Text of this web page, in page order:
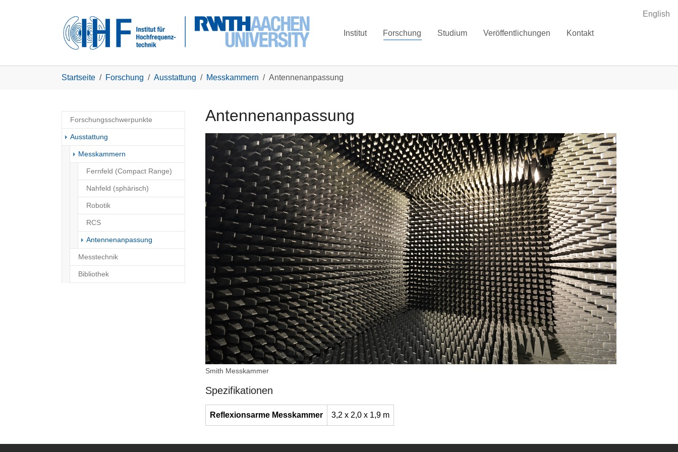
English
Institut Forschung Studium Veröffentlichungen Kontakt
Startseite Forschung Ausstattung Messkammern Antennenanpassung
Forschungsschwerpunkte
Ausstattung
Messkammern
Fernfeld (Compact Range)
Nahfeld (sphärisch)
Robotik
RCS
Antennenanpassung
Messtechnik
Bibliothek
Antennenanpassung
Show larger version
Smith Messkammer
Spezifikationen
Reflexionsarme Messkammer 3,2 x 2,0 x 1,9 m